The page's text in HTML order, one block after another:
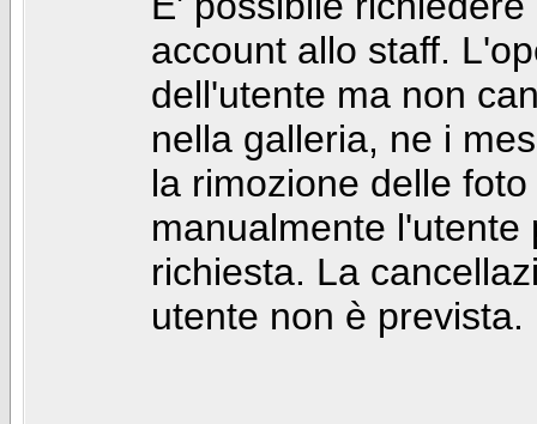
account allo staff.
dell'utente ma non
nella galleria, ne i
la rimozione delle
manualmente
richiesta. La
utente non è prevista.